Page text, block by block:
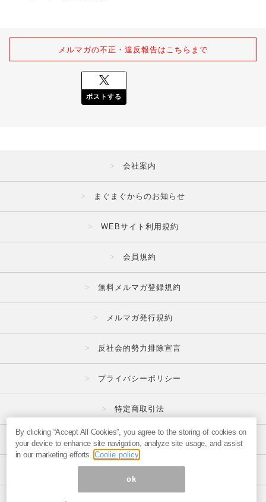
メルマガの不正・違反報告はこちらまで
ポストする
会社案内
まぐまぐからのお知らせ
WEBサイト利用規約
会員規約
無料メルマガ登録規約
メルマガ発行規約
反社会的勢力排除宣言
プライバシーポリシー
特定商取引法
広告掲載はこちら
メルマガの不正・違反報告はこちら
By clicking “Accept All Cookies”, you agree to the storing of cookies on
your device to enhance site navigation, analyze site usage, and assist
in our marketing efforts. Coolie policy
ok